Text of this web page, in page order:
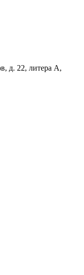
д. 22, литера А,